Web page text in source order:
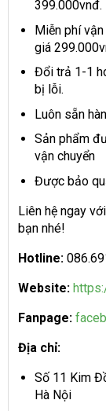
399.000vnđ.
Miễn phí
giá
Đổi trả 1-1
bị lỗi.
Luôn sẵn
Sản phẩm
vận chuyển
Được bảo
Liên hệ ngay
bạn nhé!
Hotline:
Website:
Fanpage:
Địa chỉ:
Số 11 Kim
Hà Nội